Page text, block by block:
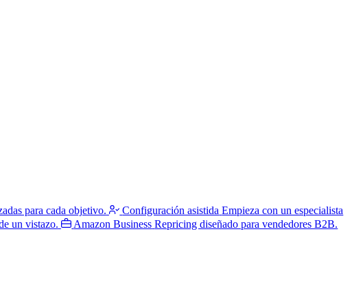
para cada objetivo. Configuración asistida Empieza con un especialista
un vistazo. Amazon Business Repricing diseñado para vendedores B2B.